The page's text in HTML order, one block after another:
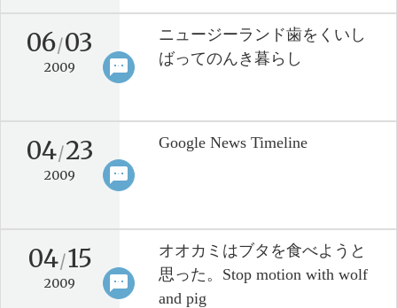
sms
06/03
2009
ニュージーランド歯をくいし
ばってのんき暮らし
keyboard_arrow_right
sms
04/23
2009
Google News Timeline
keyboard_arrow_right
sms
04/15
2009
オオカミはブタを食べようと
思った。Stop motion with wolf
and pig
keyboard_arrow_right